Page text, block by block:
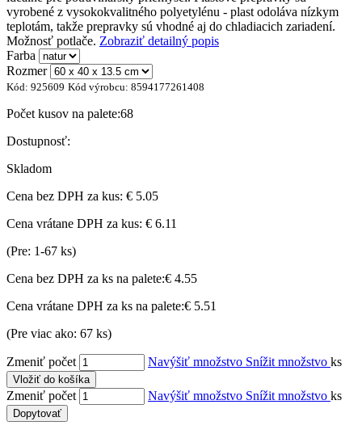
vyrobené z vysokokvalitného polyetylénu - plast odoláva nízkym
teplotám, takže prepravky sú vhodné aj do chladiacich zariadení.
Možnosť potlače. Zobraziť detailný popis
Farba
Rozmer
Kód: 925609 Kód výrobcu: 8594177261408
Počet kusov na palete:68
Dostupnosť:
Skladom
Cena bez DPH za kus: € 5.05
Cena vrátane DPH za kus: € 6.11
(Pre: 1-67 ks)
Cena bez DPH za ks na palete:€ 4.55
Cena vrátane DPH za ks na palete:€ 5.51
(Pre viac ako: 67 ks)
Zmeniť počet Navýšiť množstvo Snížit množstvo ks
Vložiť do košíka
Zmeniť počet Navýšiť množstvo Snížit množstvo ks
Dopytovať